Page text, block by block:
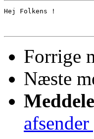
Hej Folkens !
Forrige
Næste